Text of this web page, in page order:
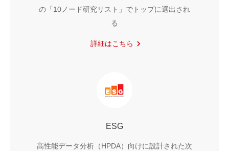
の「10ノード研究リスト」でトップに選出され
る
詳細はこちら
ESG
高性能データ分析（HPDA）向けに設計された次